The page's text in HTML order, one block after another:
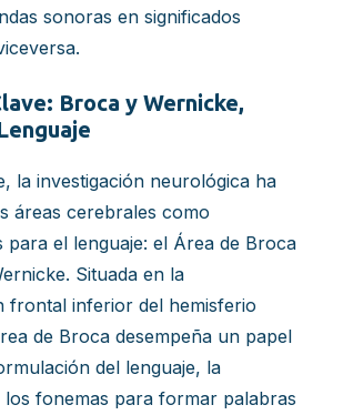
sonoras en significados
Broca y Wernicke,
la investigación neurológica ha
áreas cerebrales como
para el lenguaje: el Área de Broca
Situada en la
frontal inferior del hemisferio
de Broca desempeña un papel
del lenguaje, la
los fonemas para formar palabras